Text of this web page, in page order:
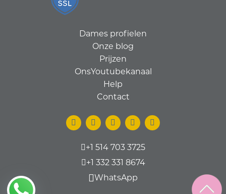
Dames profielen
Onze blog
Prijzen
OnsYoutubekanaal
Help
Contact
+1 514 703 3725
+1 332 331 8674
WhatsApp